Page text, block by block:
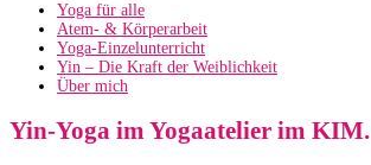
Yoga für alle
Atem- & Körperarbeit
Yoga-Einzelunterricht
Yin – Die Kraft der Weiblichkeit
Über mich
Yin-Yoga im Yogaatelier im KIM.